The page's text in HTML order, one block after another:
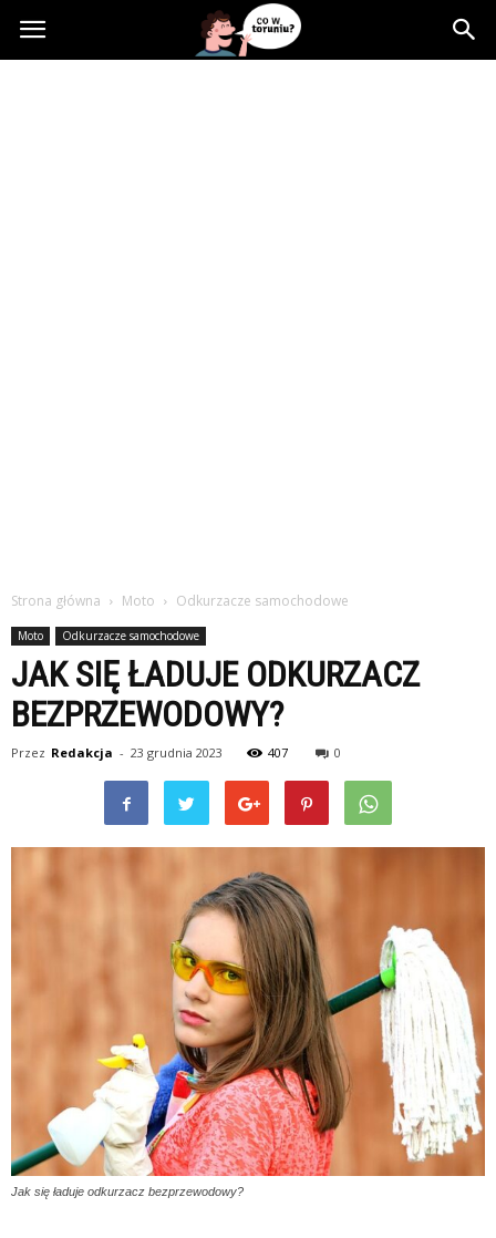
Cowtoruniu.pl
Strona główna Moto Odkurzacze samochodowe
Moto Odkurzacze samochodowe
JAK SIĘ ŁADUJE ODKURZACZ
BEZPRZEWODOWY?
Przez Redakcja - 23 grudnia 2023 407 0
Jak się ładuje odkurzacz bezprzewodowy?